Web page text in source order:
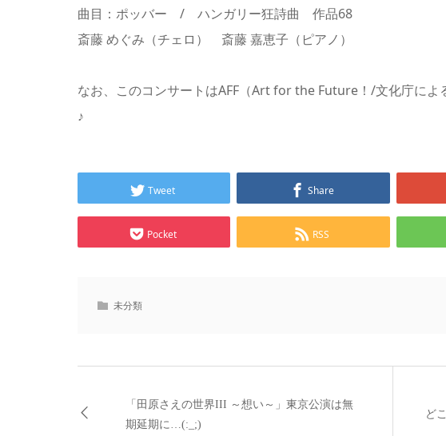
曲目：ポッバー / ハンガリー狂詩曲 作品68
斎藤 めぐみ（チェロ） 斎藤 嘉恵子（ピアノ）
なお、このコンサートはAFF（Art for the Future！/文化庁によ
♪
Tweet Share
Pocket RSS
未分類
「田原さえの世界III ～想い～」東京公演は無
期延期に…(:_;)
ど